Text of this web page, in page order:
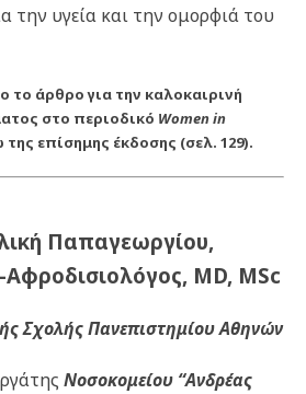
την υγεία και την ομορφιά του
το άρθρο για την καλοκαιρινή
στο περιοδικό Women in
της επίσημης έκδοσης (σελ. 129).
Παπαγεωργίου,
MD, MSc
Σχολής Πανεπιστημίου Αθηνών
Νοσοκομείου “Ανδρέας